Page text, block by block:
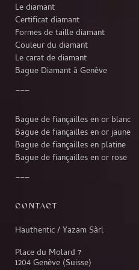
Le diamant
Certificat diamant
Formes de taille diamant
Couleur du diamant
Le carat de diamant
Bague Diamant à Genève
Bague de fiançailles en or blanc
Bague de fiançailles en or jaune
Bague de fiançailles en platine
Bague de fiançailles en or rose
CONTACT
Hauthentic / Yazam Sàrl
Place du Molard 7
1204 Genève (Suisse)